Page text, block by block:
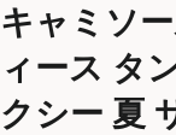
キャミソ
ィース タ
クシー 夏